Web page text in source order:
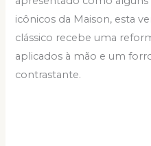
icônicos da Maison, esta
clássico recebe uma
aplicados à mão e um
contrastante.